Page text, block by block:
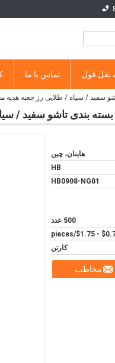
تماس با ما نقل قول
سفید / سیاه / طلایی رز جعبه هدیه
بندی تاشو سفید /
هاینان، چین
HB
HB0908-NG01
500 عدد
$0.75 -
کارتن
مخاطب